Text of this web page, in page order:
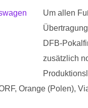
Um allen
DFB-
zusätzlich
Orange (Polen),